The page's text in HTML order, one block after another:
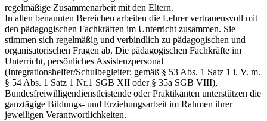
regelmäßige Zusammenarbeit mit den Eltern.
In allen benannten Bereichen arbeiten die Lehrer vertrauensvoll mit
den pädagogischen Fachkräften im Unterricht zusammen. Sie
stimmen sich regelmäßig und verbindlich zu pädagogischen und
organisatorischen Fragen ab. Die pädagogischen Fachkräfte im
Unterricht, persönliches Assistenzpersonal
(Integrationshelfer/Schulbegleiter; gemäß § 53 Abs. 1 Satz 1 i. V. m.
§ 54 Abs. 1 Satz 1 Nr.1 SGB XII oder § 35a SGB VIII),
Bundesfreiwilligendienstleistende oder Praktikanten unterstützen die
ganztägige Bildungs- und Erziehungsarbeit im Rahmen ihrer
jeweiligen Verantwortlichkeiten.